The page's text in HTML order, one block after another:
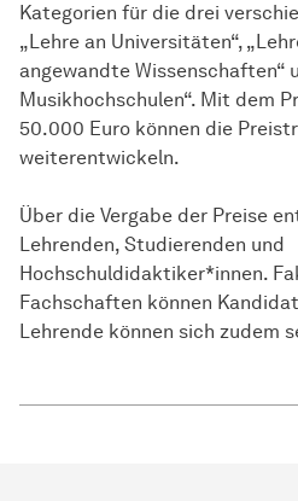
Kategorien für die drei
„Lehre an Universitäten“,
angewandte Wissenschaften“
Musikhochschulen“. Mit dem
50.000 Euro können die
weiterentwickeln.
Über die Vergabe der Preise
Lehrenden, Studierenden und
Hochschuldidaktiker*innen.
Fachschaften können
Lehrende können sich zudem